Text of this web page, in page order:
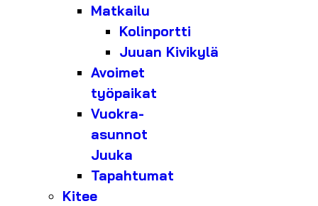
Matkailu
Kolinportti
Juuan Kivikylä
Avoimet
työpaikat
Vuokra-
asunnot
Juuka
Tapahtumat
Kitee